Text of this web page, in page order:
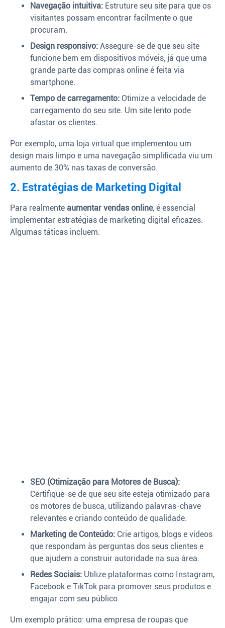
Navegação intuitiva: Estruture seu site para que os
visitantes possam encontrar facilmente o que
procuram.
Design responsivo: Assegure-se de que seu site
funcione bem em dispositivos móveis, já que uma
grande parte das compras online é feita via
smartphone.
Tempo de carregamento: Otimize a velocidade de
carregamento do seu site. Um site lento pode
afastar os clientes.
Por exemplo, uma loja virtual que implementou um
design mais limpo e uma navegação simplificada viu um
aumento de 30% nas taxas de conversão.
2. Estratégias de Marketing Digital
Para realmente aumentar vendas online, é essencial
implementar estratégias de marketing digital eficazes.
Algumas táticas incluem:
SEO (Otimização para Motores de Busca):
Certifique-se de que seu site esteja otimizado para
os motores de busca, utilizando palavras-chave
relevantes e criando conteúdo de qualidade.
Marketing de Conteúdo: Crie artigos, blogs e vídeos
que respondam às perguntas dos seus clientes e
que ajudem a construir autoridade na sua área.
Redes Sociais: Utilize plataformas como Instagram,
Facebook e TikTok para promover seus produtos e
engajar com seu público.
Um exemplo prático: uma empresa de roupas que